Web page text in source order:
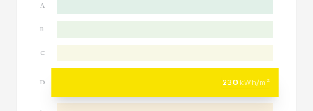
A
B
C
D 230 kWh/m²